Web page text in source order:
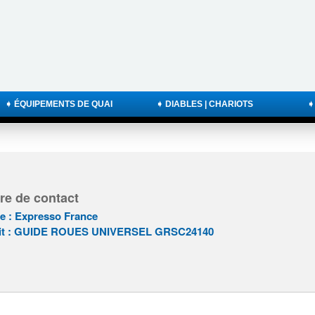
➧ ÉQUIPEMENTS DE QUAI ➧ DIABLES | CHARIOTS ➧
de contact
: Expresso France
: GUIDE ROUES UNIVERSEL GRSC24140